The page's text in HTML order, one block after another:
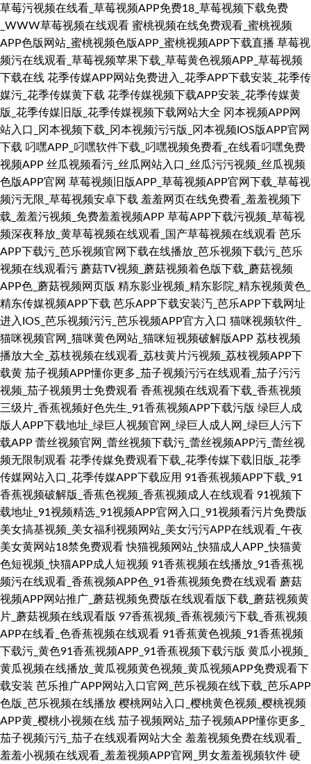
草莓污视频在线看_草莓视频APP免费18_草莓视频下载免费
_WWW草莓视频在线观看 蜜桃视频在线免费观看_蜜桃视频
APP色版网站_蜜桃视频色版APP_蜜桃视频APP下载直播 草莓视
频污在线观看_草莓视频苹果下载_草莓黄色视频APP_草莓视频
下载在线 花季传媒APP网站免费进入_花季APP下载安装_花季传
媒污_花季传媒黄下载 花季传媒视频下载APP安装_花季传媒黄
版_花季传媒旧版_花季传媒视频下载网站大全 冈本视频APP网
站入口_冈本视频下载_冈本视频污污版_冈本视频IOS版APP官网
下载 叼嘿APP_叼嘿软件下载_叼嘿视频免费看_在线看叼嘿免费
视频APP 丝瓜视频看污_丝瓜网站入口_丝瓜污污视频_丝瓜视频
色版APP官网 草莓视频旧版APP_草莓视频APP官网下载_草莓视
频污无限_草莓视频安卓下载 羞羞网页在线免费看_羞羞视频下
载_羞羞污视频_免费羞羞视频APP 草莓APP下载污视频_草莓视
频深夜释放_黄草莓视频在线观看_国产草莓视频在线观看 芭乐
APP下载污_芭乐视频官网下载在线播放_芭乐视频下载污_芭乐
视频在线观看污 蘑菇TV视频_蘑菇视频着色版下载_蘑菇视频
APP色_蘑菇视频网页版 精东影业视频_精东影院_精东视频黄色_
精东传媒视频APP下载 芭乐APP下载安装汅_芭乐APP下载网址
进入IOS_芭乐视频污污_芭乐视频APP官方入口 猫咪视频软件_
猫咪视频官网_猫咪黄色网站_猫咪短视频破解版APP 荔枝视频
播放大全_荔枝视频在线观看_荔枝黄片污视频_荔枝视频APP下
载黄 茄子视频APP懂你更多_茄子视频污污在线观看_茄子污污
视频_茄子视频男士免费观看 香蕉视频在线观看下载_香蕉视频
三级片_香蕉视频好色先生_91香蕉视频APP下载污版 绿巨人成
版人APP下载地址_绿巨人视频官网_绿巨人成人网_绿巨人污下
载APP 蕾丝视频官网_蕾丝视频下载污_蕾丝视频APP污_蕾丝视
频无限制观看 花季传媒免费观看下载_花季传媒下载旧版_花季
传媒网站入口_花季传媒APP下载应用 91香蕉视频APP下载_91
香蕉视频破解版_香蕉色视频_香蕉视频成人在线观看 91视频下
载地址_91视频精选_91视频APP官网入口_91视频看污片免费版
美女搞基视频_美女福利视频网站_美女污污APP在线观看_午夜
美女黄网站18禁免费观看 快猫视频网站_快猫成人APP_快猫黄
色短视频_快猫APP成人短视频 91香蕉视频在线播放_91香蕉视
频污在线观看_香蕉视频APP色_91香蕉视频免费在线观看 蘑菇
视频APP网站推广_蘑菇视频免费版在线观看版下载_蘑菇视频黄
片_蘑菇视频在线观看版 97香蕉视频_香蕉视频污下载_香蕉视频
APP在线看_色香蕉视频在线观看 91香蕉黄色视频_91香蕉视频
下载污_黄色91香蕉视频APP_91香蕉视频下载污版 黄瓜小视频_
黄瓜视频在线播放_黄瓜视频黄色视频_黄瓜视频APP免费观看下
载安装 芭乐推广APP网站入口官网_芭乐视频在线下载_芭乐APP
色版_芭乐视频在线播放 樱桃网站入口_樱桃黄色视频_樱桃视频
APP黄_樱桃小视频在线 茄子视频网站_茄子视频APP懂你更多_
茄子视频污污_茄子在线观看网站大全 羞羞视频免费在线观看_
羞羞小视频在线观看_羞羞视频APP官网_男女羞羞视频软件 硬